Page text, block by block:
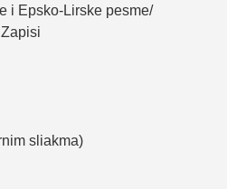
i Epsko-Lirske pesme/
sliakma)